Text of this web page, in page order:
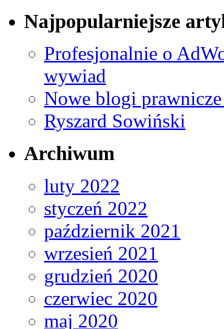
Najpopularniejsze
Profesjonalnie o
wywiad
Nowe blogi
Ryszard Sowiński
Archiwum
luty 2022
styczeń 2022
październik 2021
wrzesień 2021
grudzień 2020
czerwiec 2020
maj 2020